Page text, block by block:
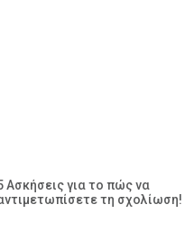
Ασκήσεις για το πώς να
τη σχολίωση!